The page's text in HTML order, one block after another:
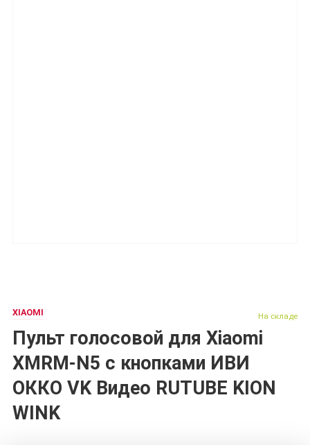
XIAOMI
Пульт голосовой для Xiaomi
XMRM-N5 c кнопками ИВИ
ОККО VK Видео RUTUBE KION
WINK
На складе